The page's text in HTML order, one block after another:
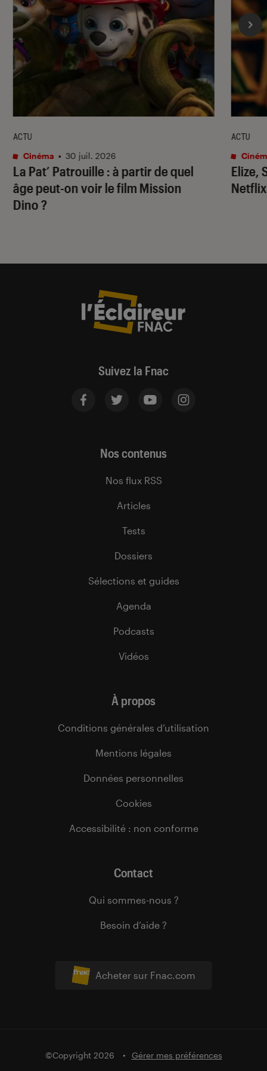
La Pat’ Patrouille: à partir de quel
âge peut-on voir le film Mission
Dino?
ACTU
Cinéma • 30 juil. 2026
Elize,
ACTU
Suivez la Fnac
Acheter sur Fnac.com
Nos contenus
Nos flux RSS
Articles
Tests
Dossiers
Sélections et guides
Agenda
Podcasts
Vidéos
À propos
Conditions générales d’utilisation
Mentions légales
Données personnelles
Cookies
Accessibilité : non conforme
Contact
Qui sommes-nous ?
Besoin d’aide ?
©Copyright 2026 Gérer mes préférences